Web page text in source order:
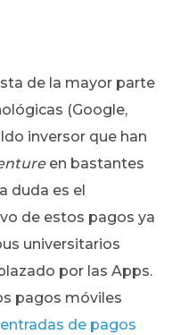
de la mayor parte
(Google,
inversor que han
en bastantes
duda es el
de estos pagos ya
universitarios
por las Apps.
pagos móviles
entradas de pagos